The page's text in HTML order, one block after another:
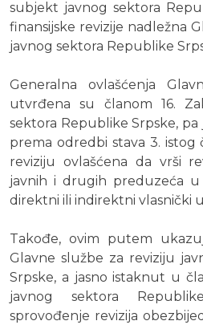
subjekt javnog sektora
finansijske revizije nadležna
javnog sektora Republike
Generalna ovlašćenja
utvrđena su članom 16.
sektora Republike Srpske,
prema odredbi stava 3. istog
reviziju ovlašćena da vrši
javnih i drugih preduzeća u
direktni ili indirektni vlasnički
Takođe, ovim putem
Glavne službe za reviziju
Srpske, a jasno istaknut u
javnog sektora
sprovođenje revizija